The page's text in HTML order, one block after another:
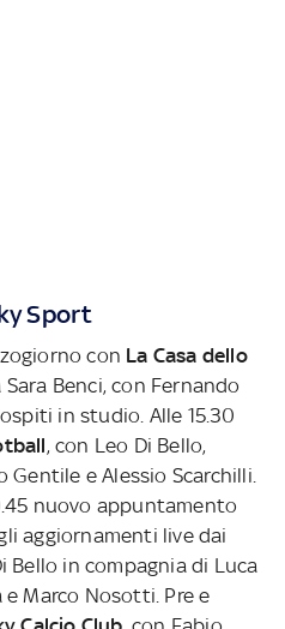
Sport
con La Casa dello
Benci, con Fernando
in studio. Alle 15.30
, con Leo Di Bello,
e Alessio Scarchilli.
nuovo appuntamento
aggiornamenti live dai
Bello in compagnia di Luca
Marco Nosotti. Pre e